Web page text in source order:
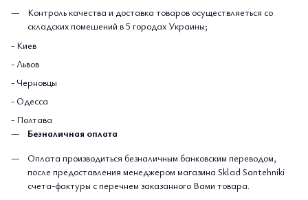
Контроль качества и доставка товаров осуществляеться со
складских помешений в 5 городах Украины;
- Киев
- Львов
- Черновцы
- Одесса
- Полтава
Безналичная оплата
Оплата производиться безналичным банковским переводом,
после предоставления менеджером магазина Sklad Santehniki
счета-фактуры с перечнем заказанного Вами товара.